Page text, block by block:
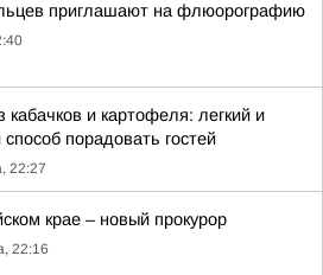
приглашают на флюорографию
кабачков и картофеля: легкий и
способ порадовать гостей
22:27
крае – новый прокурор
22:16